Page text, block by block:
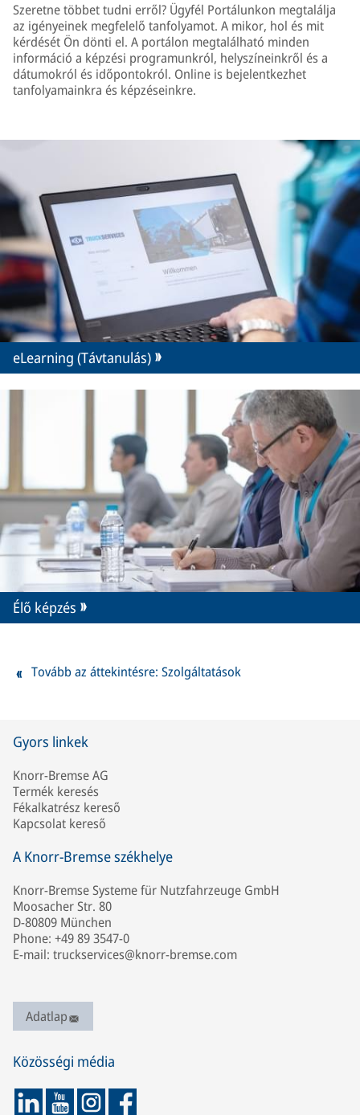
Szeretne többet tudni erről? Ügyfél Portálunkon megtalálja
az igényeinek megfelelő tanfolyamot. A mikor, hol és mit
kérdését Ön dönti el. A portálon megtalálható minden
információ a képzési programunkról, helyszíneinkről és a
dátumokról és időpontokról. Online is bejelentkezhet
tanfolyamainkra és képzéseinkre.
eLearning (Távtanulás)
Élő képzés
Tovább az áttekintésre: Szolgáltatások
Gyors linkek
Knorr-Bremse AG
Termék keresés
Fékalkatrész kereső
Kapcsolat kereső
A Knorr-Bremse székhelye
Knorr-Bremse Systeme für Nutzfahrzeuge GmbH
Moosacher Str. 80
D-80809 München
Phone: +49 89 3547-0
E-mail: truckservices@knorr-bremse.com
Adatlap
Közösségi média